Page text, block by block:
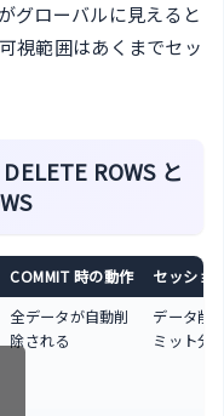
グローバルに見えると
視範囲はあくまでセッ
ROWS と
COMMIT 時の動作
セッショ
全データが自動削
除される
データ削
ミット分